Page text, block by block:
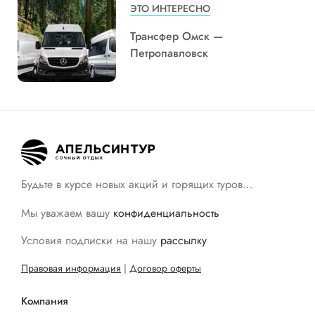
ЭТО ИНТЕРЕСНО
Трансфер Омск —
Петропавловск
Будьте в курсе новых акций и горящих туров…
Мы уважаем вашу конфиденциальность
Условия подписки на нашу рассылку
Правовая информация | Договор оферты
Компания